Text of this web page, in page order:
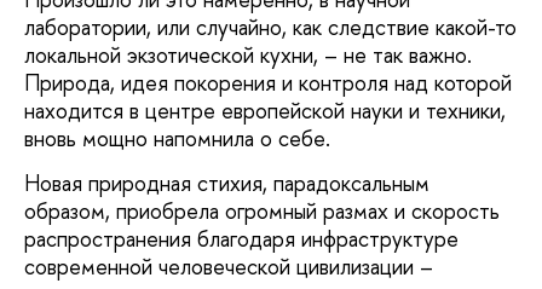
лаборатории, или случайно, как следствие какой-то
локальной экзотической кухни, – не так важно.
Природа, идея покорения и контроля над которой
находится в центре европейской науки и техники,
вновь мощно напомнила о себе.
Новая природная стихия, парадоксальным
образом, приобрела огромный размах и скорость
распространения благодаря инфраструктуре
современной человеческой цивилизации –